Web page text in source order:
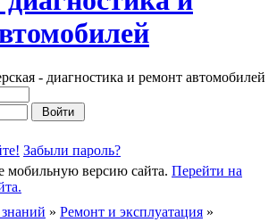
- диагностика и ремонт автомобилей
Забыли пароль?
мобильную версию сайта. Перейти на
знаний » Ремонт и эксплуатация »